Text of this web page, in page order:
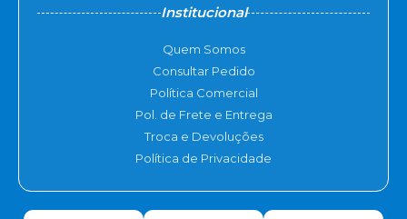
Institucional
Quem Somos
Consultar Pedido
Política Comercial
Pol. de Frete e Entrega
Troca e Devoluções
Política de Privacidade